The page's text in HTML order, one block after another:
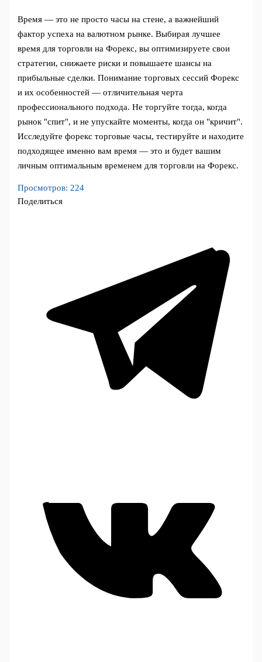
Время — это не просто часы на стене, а важнейший
фактор успеха на валютном рынке. Выбирая лучшее
время для торговли на Форекс, вы оптимизируете свои
стратегии, снижаете риски и повышаете шансы на
прибыльные сделки. Понимание торговых сессий Форекс
и их особенностей — отличительная черта
профессионального подхода. Не торгуйте тогда, когда
рынок "спит", и не упускайте моменты, когда он "кричит".
Исследуйте форекс торговые часы, тестируйте и находите
подходящее именно вам время — это и будет вашим
личным оптимальным временем для торговли на Форекс.
Просмотров: 224
Поделиться